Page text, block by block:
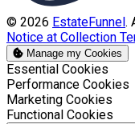
© 2026 EstateFunnel.
Notice at Collection
Manage my Cookies
Enable
Essential Cookies
Enable
Performance Cookies
Enable
Marketing Cookies
Enable
Functional Cookies